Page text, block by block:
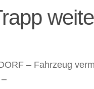
– Fahrzeug